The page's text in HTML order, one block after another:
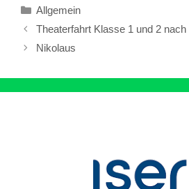
Kategorien
Allgemein
Theaterfahrt Klasse 1 und 2 nach
Nikolaus